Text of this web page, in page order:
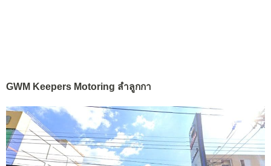
GWM Keepers Motoring ลำลูกกา